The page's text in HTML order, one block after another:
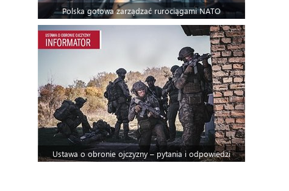
Polska gotowa zarządzać rurociągami NATO
Ustawa o obronie ojczyzny – pytania i odpowiedzi